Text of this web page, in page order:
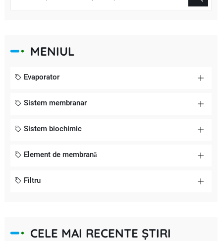
MENIUL
Evaporator
Sistem membranar
Sistem biochimic
Element de membrană
Filtru
CELE MAI RECENTE ȘTIRI